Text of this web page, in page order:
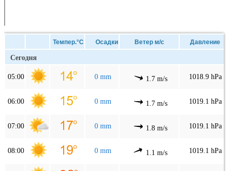
Темпер.°C Осадки Ветер м/с Давление
Сегодня
05:00 0 mm 1.7 m/s 1018.9 hPa
06:00 0 mm 1.7 m/s 1019.1 hPa
07:00 0 mm 1.8 m/s 1019.1 hPa
08:00 0 mm 1.1 m/s 1019.1 hPa